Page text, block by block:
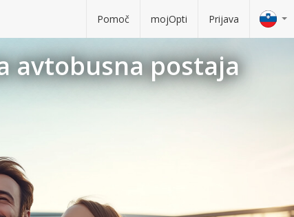
Pomoč mojOpti Prijava
avtobusna postaja